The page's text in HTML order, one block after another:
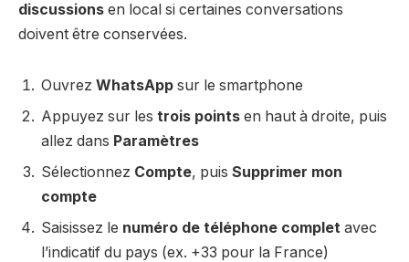
discussions en local si certaines conversations
doivent être conservées.
Ouvrez WhatsApp sur le smartphone
Appuyez sur les trois points en haut à droite, puis
allez dans Paramètres
Sélectionnez Compte, puis Supprimer mon
compte
Saisissez le numéro de téléphone complet avec
l’indicatif du pays (ex. +33 pour la France)